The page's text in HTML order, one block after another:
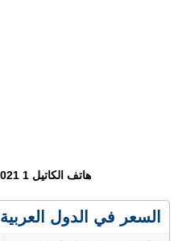
هاتف الكاتيل 1 2021 – Alcatel 1 2021
السعر في الدول العربية